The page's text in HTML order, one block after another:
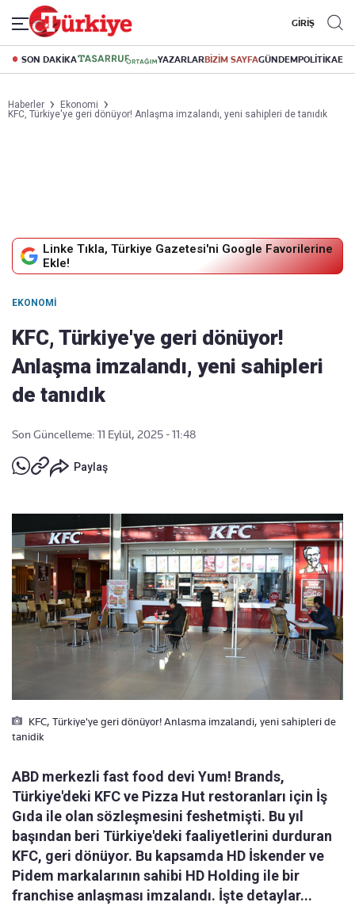
GİRİŞ
SON DAKİKA YAZARLARBİZİM SAYFAGÜNDEMPOLİTİKA
Haberler
Ekonomi
KFC, Türkiye'ye geri dönüyor! Anlaşma imzalandı, yeni sahipleri de tanıdık
Linke Tıkla, Türkiye Gazetesi'ni Google Favorilerine
Ekle!
EKONOMI
KFC, Türkiye'ye geri dönüyor!
Anlaşma imzalandı, yeni sahipleri
de tanıdık
Son Güncelleme: 11 Eylül, 2025 - 11:48
Paylaş
KFC, Türkiye'ye geri dönüyor! Anlasma imzalandi, yeni sahipleri de
tanidik
ABD merkezli fast food devi Yum! Brands,
Türkiye'deki KFC ve Pizza Hut restoranları için İş
Gıda ile olan sözleşmesini feshetmişti. Bu yıl
başından beri Türkiye'deki faaliyetlerini durduran
KFC, geri dönüyor. Bu kapsamda HD İskender ve
Pidem markalarının sahibi HD Holding ile bir
franchise anlaşması imzalandı. İşte detaylar...